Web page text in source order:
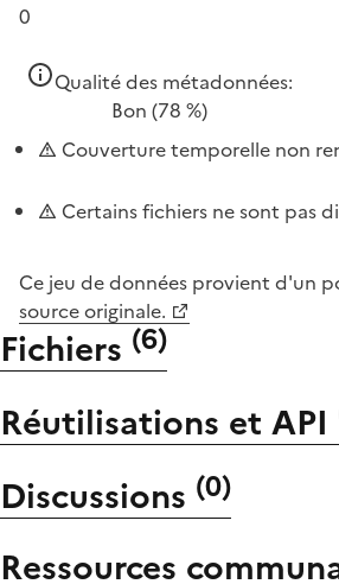
0
Qualité des métadonnées:
Bon (78 %)
Couverture temporelle non
Certains fichiers ne sont pas
Ce jeu de données provient d'un
source originale.
Fichiers (6)
Réutilisations et API
Discussions (0)
Ressources